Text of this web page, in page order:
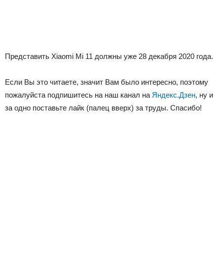
Представить Xiaomi Mi 11 должны уже 28 декабря 2020 года.
Если Вы это читаете, значит Вам было интересно, поэтому
пожалуйста подпишитесь на наш канал на Яндекс.Дзен, ну и
за одно поставьте лайк (палец вверх) за труды. Спасибо!